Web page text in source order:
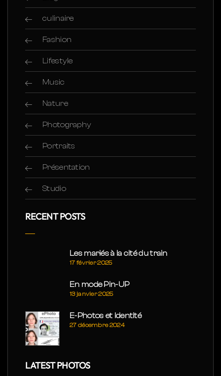
culinaire
Fashion
Lifestyle
Music
Nature
Photography
Portraits
Présentation
Studio
RECENT POSTS
Les mariés à la cité du train
17 février 2025
En mode Pin-UP
13 janvier 2025
E-Photos et Identité
27 décembre 2024
LATEST PHOTOS